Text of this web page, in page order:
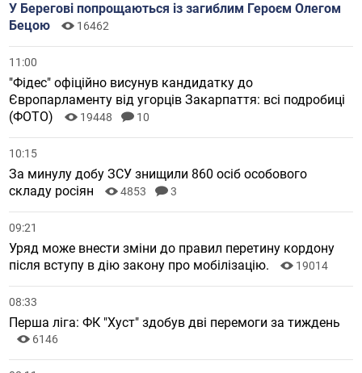
У Берегові попрощаються із загиблим Героєм Олегом
Бецою
16462
11:00
"Фідес" офіційно висунув кандидатку до
Європарламенту від угорців Закарпаття: всі подробиці
(ФОТО)
19448 10
10:15
За минулу добу ЗСУ знищили 860 осіб особового
складу росіян
4853 3
09:21
Уряд може внести зміни до правил перетину кордону
після вступу в дію закону про мобілізацію.
19014
08:33
Перша ліга: ФК "Хуст" здобув дві перемоги за тиждень
6146